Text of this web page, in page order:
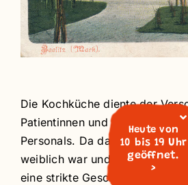
Die Kochküche diente der
Patientinnen und ca. 400
Personals. Da das
weiblich war und auf dem
eine strikte
Heute von
10 bis 19 Uhr
geöffnet.
>